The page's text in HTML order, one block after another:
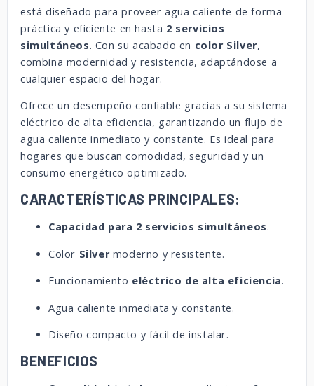
está diseñado para proveer agua caliente de forma
práctica y eficiente en hasta 2 servicios
simultáneos. Con su acabado en color Silver,
combina modernidad y resistencia, adaptándose a
cualquier espacio del hogar.
Ofrece un desempeño confiable gracias a su sistema
eléctrico de alta eficiencia, garantizando un flujo de
agua caliente inmediato y constante. Es ideal para
hogares que buscan comodidad, seguridad y un
consumo energético optimizado.
CARACTERÍSTICAS PRINCIPALES:
Capacidad para 2 servicios simultáneos.
Color Silvermoderno y resistente.
Funcionamiento eléctrico de alta eficiencia.
Agua caliente inmediata y constante.
Diseño compacto y fácil de instalar.
BENEFICIOS